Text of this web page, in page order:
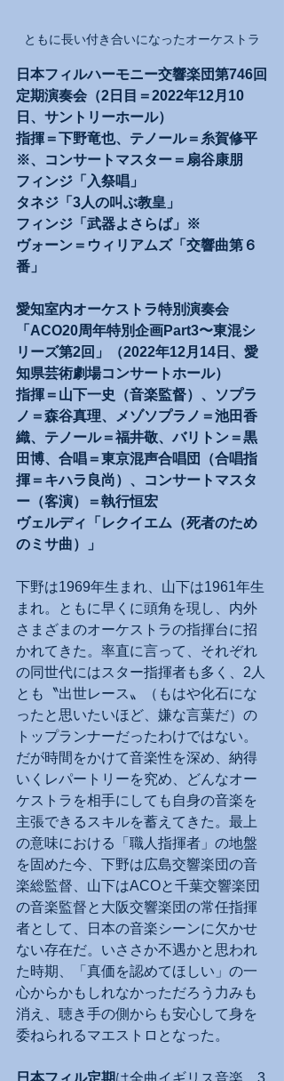
ともに長い付き合いになったオーケストラ
日本フィルハーモニー交響楽団第746回
定期演奏会（2日目＝2022年12月10
日、サントリーホール）
指揮＝下野竜也、テノール＝糸賀修平
※、コンサートマスター＝扇谷康朋
フィンジ「入祭唱」
タネジ「3人の叫ぶ教皇」
フィンジ「武器よさらば」※
ヴォーン＝ウィリアムズ「交響曲第６
番」
愛知室内オーケストラ特別演奏会
「ACO20周年特別企画Part3〜東混シ
リーズ第2回」（2022年12月14日、愛
知県芸術劇場コンサートホール）
指揮＝山下一史（音楽監督）、ソプラ
ノ＝森谷真理、メゾソプラノ＝池田香
織、テノール＝福井敬、バリトン＝黒
田博、合唱＝東京混声合唱団（合唱指
揮＝キハラ良尚）、コンサートマスタ
ー（客演）＝執行恒宏
ヴェルディ「レクイエム（死者のため
のミサ曲）」
下野は1969年生まれ、山下は1961年生
まれ。ともに早くに頭角を現し、内外
さまざまのオーケストラの指揮台に招
かれてきた。率直に言って、それぞれ
の同世代にはスター指揮者も多く、2人
とも〝出世レース〟（もはや化石にな
ったと思いたいほど、嫌な言葉だ）の
トップランナーだったわけではない。
だが時間をかけて音楽性を深め、納得
いくレパートリーを究め、どんなオー
ケストラを相手にしても自身の音楽を
主張できるスキルを蓄えてきた。最上
の意味における「職人指揮者」の地盤
を固めた今、下野は広島交響楽団の音
楽総監督、山下はACOと千葉交響楽団
の音楽監督と大阪交響楽団の常任指揮
者として、日本の音楽シーンに欠かせ
ない存在だ。いささか不遇かと思われ
た時期、「真価を認めてほしい」の一
心からかもしれなかっただろう力みも
消え、聴き手の側からも安心して身を
委ねられるマエストロとなった。
日本フィル定期は全曲イギリス音楽、3